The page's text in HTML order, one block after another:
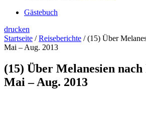
Gästebuch
drucken
Startseite /Reiseberichte /(15) Über
Mai – Aug. 2013
(15) Über Melanesien nach
Mai – Aug. 2013